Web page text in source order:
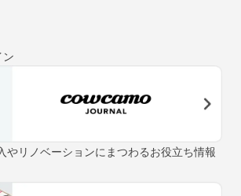
ン
やリノベーションにまつわるお役立ち情報